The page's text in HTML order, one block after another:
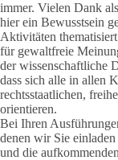
immer. Vielen Dank
hier ein Bewusstsein
Aktivitäten
für gewaltfreie
der wissenschaftliche
dass sich alle in allen
rechtsstaatlichen,
orientieren.
Bei Ihren
denen wir Sie
und die